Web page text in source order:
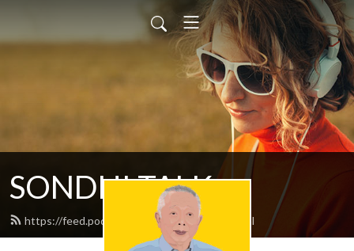
SONDHI TALK
https://feed.podbean.com/sondhitalk/feed.xml